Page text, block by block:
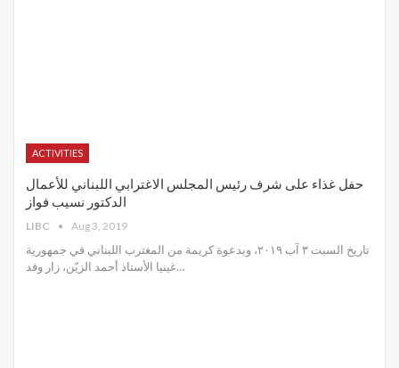
ACTIVITIES
حفل غذاء على شرف رئيس المجلس الاغترابي اللبناني للأعمال
الدكتور نسيب فواز
LIBC Aug 3, 2019
تاريخ السبت ٣ آب ٢٠١٩، وبدعوة كريمة من المغترب اللبناني في جمهورية
غينيا الأستاذ أحمد الزيّن، زار وفد…